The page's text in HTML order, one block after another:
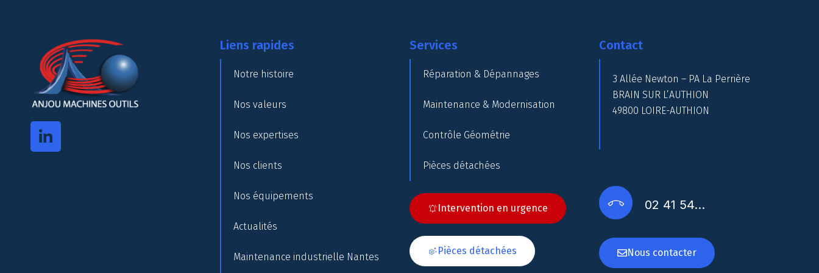
Liens rapides
Notre histoire
Nos valeurs
Nos expertises
Nos clients
Nos équipements
Actualités
Maintenance industrielle Nantes
Services
Réparation & Dépannages
Maintenance & Modernisation
Contrôle Géométrie
Pièces détachées
Intervention en urgence
Pièces détachées
Contact
3 Allée Newton – PA La Perrière
BRAIN SUR L’AUTHION
49800 LOIRE-AUTHION
02 41 54…
Nous contacter